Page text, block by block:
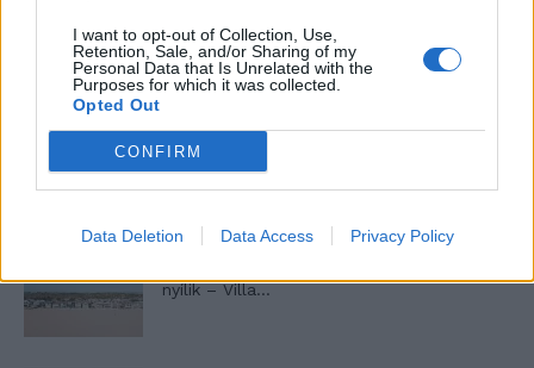
I want to opt-out of Collection, Use,
Retention, Sale, and/or Sharing of my
Personal Data that Is Unrelated with the
Purposes for which it was collected.
Opted Out
CONFIRM
Data Deletion Data Access Privacy Policy
Máltai kaland 7.
10 tanács, ha jobban akarod érezni magad
a hétköznapokban
nyílik – Villa...